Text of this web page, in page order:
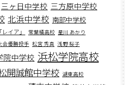
三ヶ日中学校 三方原中学校
北浜中学校 南部中学校
イア」 常葉橘高校 星川 あかり
会優勝投手 松宮 秀真 浅野 桜子
院中学校 浜松学院高校
開誠館中学校 湖東高校